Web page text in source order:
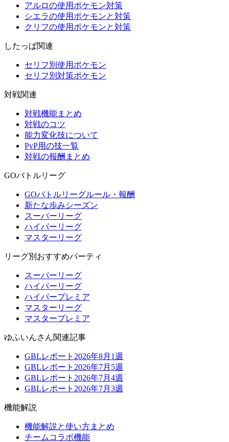
アルロの使用ポケモン対策
シエラの使用ポケモンと対策
クリフの使用ポケモンと対策
したっぱ関連
セリフ別使用ポケモン
セリフ別対策ポケモン
対戦関連
対戦機能まとめ
対戦のコツ
能力変化技について
PvP用の技一覧
対戦の報酬まとめ
GOバトルリーグ
GOバトルリーグルール・報酬
新たな歩みシーズン
スーパーリーグ
ハイパーリーグ
マスターリーグ
リーグ別おすすめパーティ
スーパーリーグ
ハイパーリーグ
ハイパープレミア
マスターリーグ
マスタープレミア
ゆふいんさん関連記事
GBLレポート2026年8月1週
GBLレポート2026年7月5週
GBLレポート2026年7月4週
GBLレポート2026年7月3週
機能解説
機能解説と使い方まとめ
チームコラボ機能